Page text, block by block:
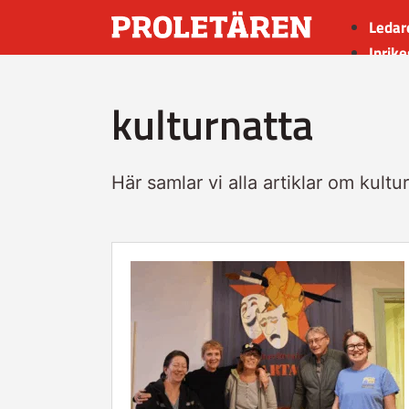
kulturnatta
Här samlar vi alla artiklar om